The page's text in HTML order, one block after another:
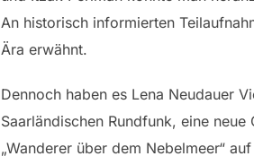
An historisch informierten
Ära erwähnt.
Dennoch haben es Lena Neudauer
Saarländischen Rundfunk, eine
„Wanderer über dem Nebelmeer“